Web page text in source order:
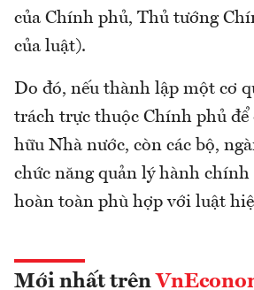
của Chính phủ, Thủ tướng
của luật).
Do đó, nếu thành lập một cơ
trách trực thuộc Chính phủ để
hữu Nhà nước, còn các bộ,
chức năng quản lý hành
hoàn toàn phù hợp với luật
Mới nhất trên